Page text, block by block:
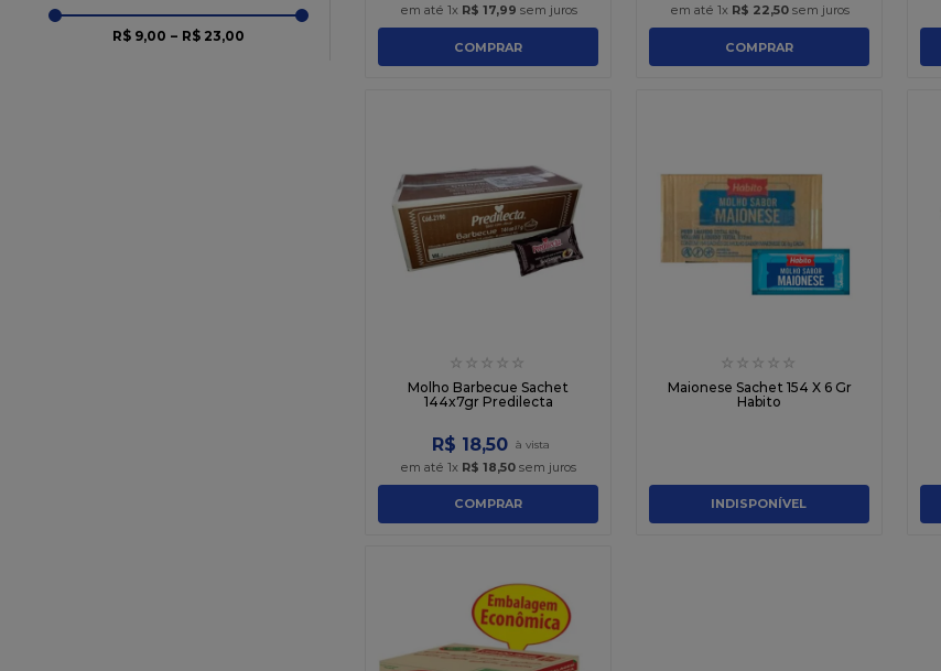
R$ 9,00 – R$ 23,00
em até 1x R$ 17,99 sem juros
COMPRAR
em até 1x R$ 22,50sem juros
COMPRAR
☆ ☆ ☆ ☆ ☆
Molho Barbecue Sachet
144x7gr Predilecta
R$ 18,50
em até 1x R$ 18,50 sem juros
COMPRAR
☆ ☆ ☆ ☆ ☆
Maionese Sachet 154 X 6 Gr
Habito
INDISPONÍVEL